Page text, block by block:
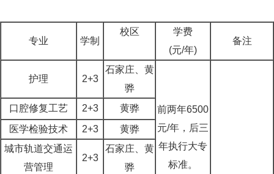
专业 学制
校区
学费
(元/年)
备注
护理 2+3
石家庄、黄
骅
前两年6500
元/年，后三
年执行大专
标准。
口腔修复工艺 2+3
黄骅
医学检验技术
2+3
黄骅
城市轨道交通运
营管理
2+3
石家庄、黄
骅